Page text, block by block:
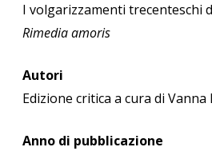
I volgarizzamenti trecenteschi
Rimedia amoris
Autori
Edizione critica a cura di
Anno di pubblicazione